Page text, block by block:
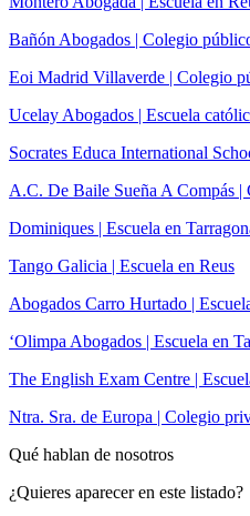
Bañón Abogados | Colegio
Eoi Madrid Villaverde | Colegio
Ucelay Abogados | Escuela
Socrates Educa International
A.C. De Baile Sueña A Compás |
Dominiques | Escuela en
Tango Galicia | Escuela en Reus
Abogados Carro Hurtado |
‘Olimpa Abogados | Escuela en
The English Exam Centre |
Ntra. Sra. de Europa | Colegio
Qué hablan de nosotros
¿Quieres aparecer en este listado?